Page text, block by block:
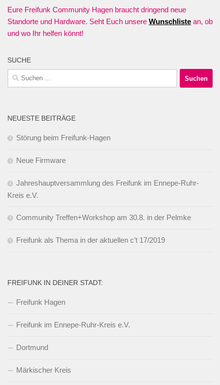
Eure Freifunk Community Hagen braucht dringend neue
Standorte und Hardware. Seht Euch unsere Wunschliste an, ob
und wo Ihr helfen könnt!
SUCHE
Suchen
nach:
NEUESTE BEITRÄGE
Störung beim Freifunk-Hagen
Neue Firmware
Jahreshauptversammlung des Freifunk im Ennepe-Ruhr-
Kreis e.V.
Community Treffen+Workshop am 30.8. in der Pelmke
Freifunk als Thema in der aktuellen c’t 17/2019
FREIFUNK IN DEINER STADT:
Freifunk Hagen
Freifunk im Ennepe-Ruhr-Kreis e.V.
Dortmund
Märkischer Kreis